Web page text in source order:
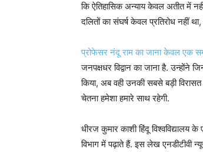
कि ऐतिहासिक अन्याय केवल अतीत में
दलितों का संघर्ष केवल प्रतिरोध नहीं
प्रोफेसर नंदू राम का जाना केवल एक
जनपक्षधर विद्वान का जाना है. उन्होंने
किया, अब वही उनकी सबसे बड़ी
चेतना हमेशा हमारे साथ रहेगी.
धीरज कुमार काशी हिंदू विश्वविद्यालय
विभाग में पढ़ाते हैं. इस लेख एनडीटीवी